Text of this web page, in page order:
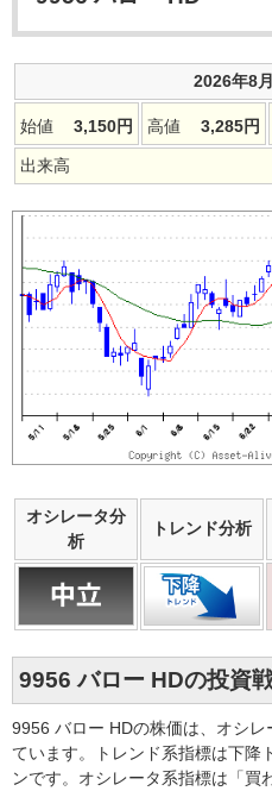
2026年8
始値 3,150円 高値 3,285円
出来高
オシレータ分
析
トレンド分析
9956 バロー HDの投資
9956 バロー HDの株価は、オシ
ています。トレンド系指標は下降
ンです。オシレータ系指標は「買